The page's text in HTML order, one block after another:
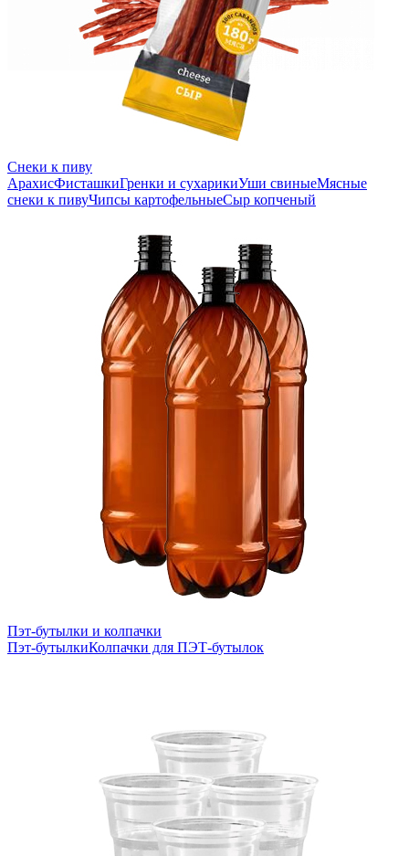
Снеки к пиву
АрахисФисташкиГренки и сухарикиУши свиныеМясные
снеки к пивуЧипсы картофельныеСыр копченый
Пэт-бутылки и колпачки
Пэт-бутылкиКолпачки для ПЭТ-бутылок